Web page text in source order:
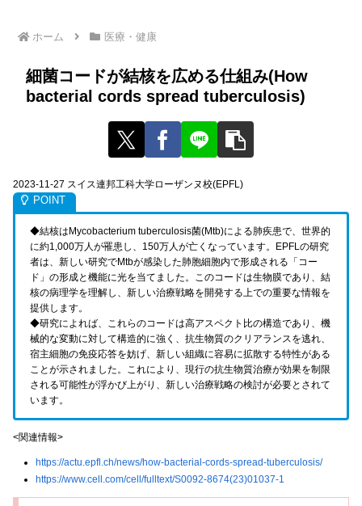
ホーム 医療・健康
細菌コードが結核を広める仕組み(How
bacterial cords spread tuberculosis)
2023-11-27 スイス連邦工科大学ローザンヌ校(EPFL)
◆結核はMycobacterium tuberculosis菌(Mtb)による肺疾患で、世界的
に約1,000万人が罹患し、150万人が亡くなっています。EPFLの研究
者は、新しい研究でMtbが感染した肺胞細胞内で形成される「コー
ド」の形成と機能に光を当てました。このコードは生物膜であり、結
核の病理学を理解し、新しい治療戦略を開発する上での重要な情報を
提供します。
◆研究によれば、これらのコードは高アスペクト比の構造であり、機
械的な変動に対して構造的に強く、抗生物質のクリアランスを逃れ、
宿主細胞の免疫応答を妨げ、新しい組織に容易に拡散する特性がある
ことが示されました。これにより、現行の抗生物質治療が効果を制限
される可能性が浮かび上がり、新しい治療戦略の検討が必要とされて
います。
<関連情報>
https://actu.epfl.ch/news/how-bacterial-cords-spread-tuberculosis/
https://www.cell.com/cell/fulltext/S0092-8674(23)01037-1